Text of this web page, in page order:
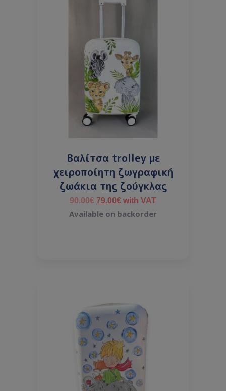
Βαλίτσα trolley με
χειροποίητη ζωγραφική
ζωάκια της ζούγκλας
90.00€ 79.00€ with VAT
Available on backorder